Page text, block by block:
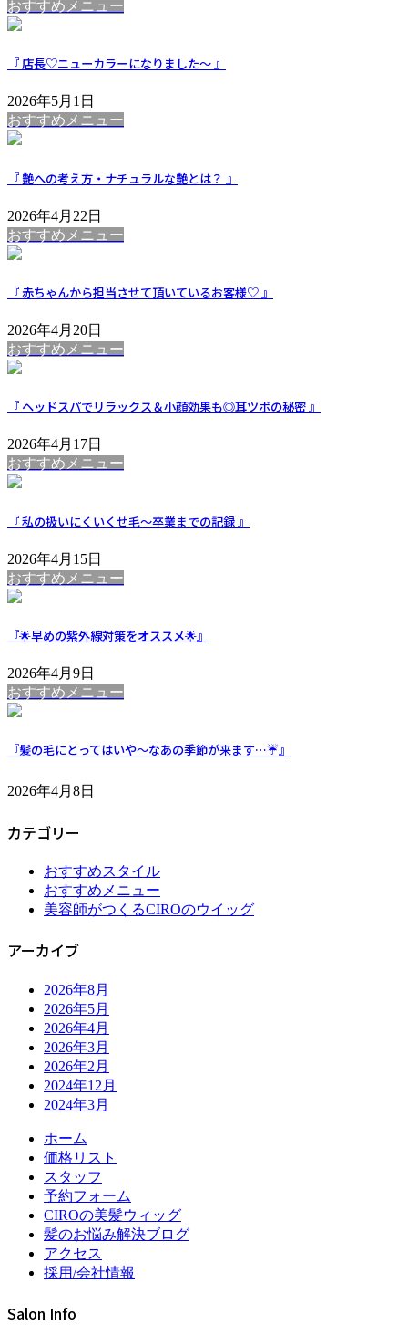
おすすめメニュー
『 店長♡ニューカラーになりました～ 』
2026年5月1日
おすすめメニュー
『 艶への考え方・ナチュラルな艶とは？ 』
2026年4月22日
おすすめメニュー
『 赤ちゃんから担当させて頂いているお客様♡ 』
2026年4月20日
おすすめメニュー
『 ヘッドスパでリラックス＆小顔効果も◎耳ツボの秘密 』
2026年4月17日
おすすめメニュー
『 私の扱いにくいくせ毛～卒業までの記録 』
2026年4月15日
おすすめメニュー
『🌟早めの紫外線対策をオススメ🌟』
2026年4月9日
おすすめメニュー
『髪の毛にとってはいや～なあの季節が来ます…☔』
2026年4月8日
カテゴリー
おすすめスタイル
おすすめメニュー
美容師がつくるCIROのウイッグ
アーカイブ
2026年8月
2026年5月
2026年4月
2026年3月
2026年2月
2024年12月
2024年3月
ホーム
価格リスト
スタッフ
予約フォーム
CIROの美髪ウィッグ
髪のお悩み解決ブログ
アクセス
採用/会社情報
Salon Info